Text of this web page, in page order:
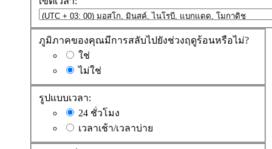
ภูมิภาคของคุณมีการสลับไปยังช่วงฤดูร้อนหรือไม่?
ใช่
ไม่ใช่
รูปแบบเวลา:
24 ชั่วโมง
เวลาเช้า/เวลาบ่าย